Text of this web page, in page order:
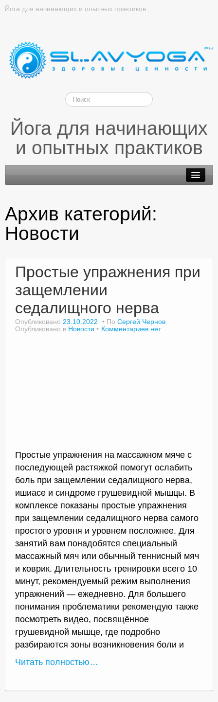
Йога для начинающих и опытных практиков
Йога для начинающих
и опытных практиков
Методика SLAVYOGA
Методика ЧЕРЕНОК
Йога для начинающих
Триггерные точки
Архив категорий:
Новости
Простые упражнения при
защемлении
седалищного нерва
Опубликовано 23.10.2022 По Сергей Чернов
Опубликовано в Новости Комментариев нет
Простые упражнения на массажном мяче с
последующей растяжкой помогут ослабить
боль при защемлении седалищного нерва,
ишиасе и синдроме грушевидной мышцы. В
комплексе показаны простые упражнения
при защемлении седалищного нерва самого
простого уровня и уровнем посложнее. Для
занятий вам понадобятся специальный
массажный мяч или обычный теннисный мяч
и коврик. Длительность тренировки всего 10
минут, рекомендуемый режим выполнения
упражнений — ежедневно. Для большего
понимания проблематики рекомендую также
посмотреть видео, посвящённое
грушевидной мышце, где подробно
разбираются зоны возникновения боли и
Читать полностью…